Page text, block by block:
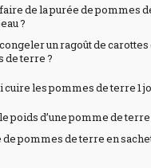
de la purée de pommes
?
un ragoût de carottes
de terre ?
cuire les pommes de terre 1
poids d’une pomme de terre
de pommes de terre en